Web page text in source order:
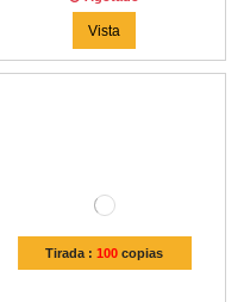
Vista
Tirada :100 copias